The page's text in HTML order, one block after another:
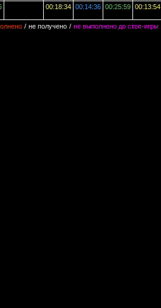
00:18:34 00:14:36 00:25:59 00:13:54
/ не получено / не выполнено до стоп-игры